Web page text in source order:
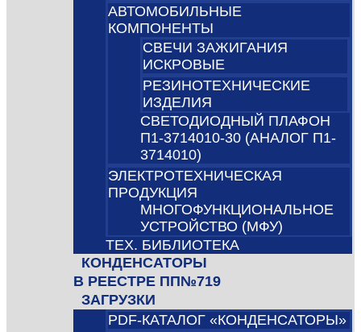
АВТОМОБИЛЬНЫЕ
КОМПОНЕНТЫ
СВЕЧИ ЗАЖИГАНИЯ
ИСКРОВЫЕ
РЕЗИНОТЕХНИЧЕСКИЕ
ИЗДЕЛИЯ
СВЕТОДИОДНЫЙ ПЛАФОН
П1-3714010-30 (АНАЛОГ П1-
3714010)
ЭЛЕКТРОТЕХНИЧЕСКАЯ
ПРОДУКЦИЯ
МНОГОФУНКЦИОНАЛЬНОЕ
УСТРОЙСТВО (МФУ)
ТЕХ. БИБЛИОТЕКА
КОНДЕНСАТОРЫ
В РЕЕСТРЕ ПП№719
ЗАГРУЗКИ
PDF-КАТАЛОГ «КОНДЕНСАТОРЫ»